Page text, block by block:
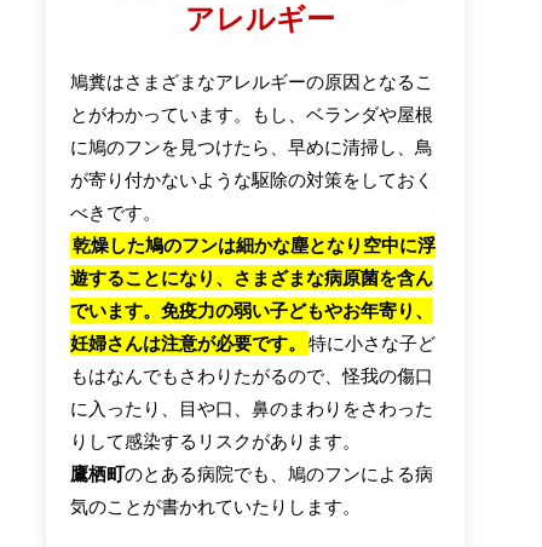
アレルギー
鳩糞はさまざまなアレルギーの原因となるこ
とがわかっています。もし、ベランダや屋根
に鳩のフンを見つけたら、早めに清掃し、鳥
が寄り付かないような駆除の対策をしておく
べきです。
乾燥した鳩のフンは細かな塵となり空中に浮
遊することになり、さまざまな病原菌を含ん
でいます。免疫力の弱い子どもやお年寄り、
妊婦さんは注意が必要です。
特に小さな子ど
もはなんでもさわりたがるので、怪我の傷口
に入ったり、目や口、鼻のまわりをさわった
りして感染するリスクがあります。
鷹栖町のとある病院でも、鳩のフンによる病
気のことが書かれていたりします。